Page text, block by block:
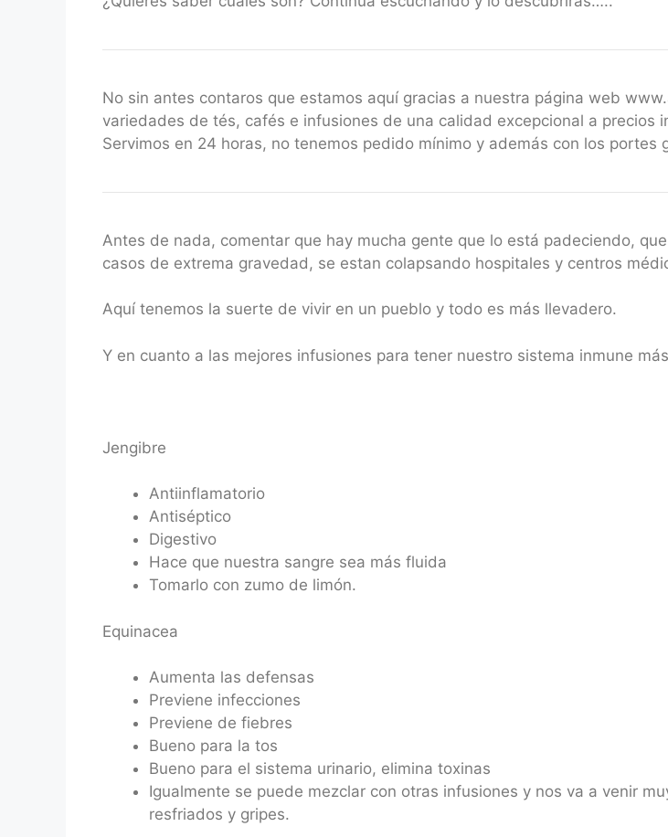
No sin antes contaros que estamos aquí gracias a nuestra página web
variedades de tés, cafés e infusiones de una calidad excepcional a
Servimos en 24 horas, no tenemos pedido mínimo y además con los
Antes de nada, comentar que hay mucha gente que lo está padeciendo,
casos de extrema gravedad, se estan colapsando hospitales y centros
Aquí tenemos la suerte de vivir en un pueblo y todo es más llevadero.
Y en cuanto a las mejores infusiones para tener nuestro sistema inmune
Jengibre
Antiinflamatorio
Antiséptico
Digestivo
Hace que nuestra sangre sea más fluida
Tomarlo con zumo de limón.
Equinacea
Aumenta las defensas
Previene infecciones
Previene de fiebres
Bueno para la tos
Bueno para el sistema urinario, elimina toxinas
Igualmente se puede mezclar con otras infusiones y nos va a venir
resfriados y gripes.